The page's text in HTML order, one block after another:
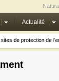
Actualité
de protection de